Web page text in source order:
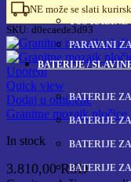
TUŠ KABINE
PARAVANI
BATERIJE /
BATERIJE
BATERIJE
BATERIJE
BATERIJE
NE može se slati
SKU: d0ecaede3d93
Uporedi
Quick view
Dodaj u omiljene
Granitne mozaik
In stock
3.810,00RSD